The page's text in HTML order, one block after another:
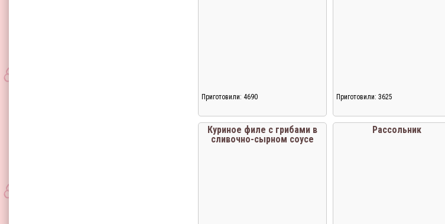
Загрузка...
Приготовили: 4690 Приготовили: 3625
Куриное филе с грибами в
сливочно-сырном соусе
Рассольник